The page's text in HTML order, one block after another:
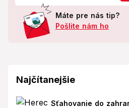
Máte pre nás tip?
Pošlite nám ho
Najčítanejšie
Sťahovanie do